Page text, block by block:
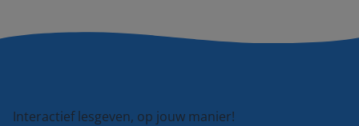
Interactief lesgeven, op jouw manier!